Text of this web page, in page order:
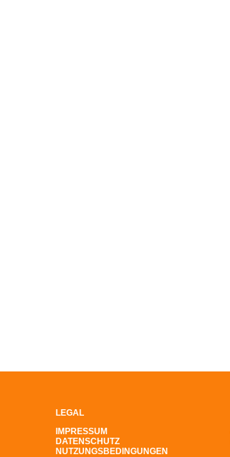
LEGAL
IMPRESSUM
DATENSCHUTZ
NUTZUNGSBEDINGUNGEN